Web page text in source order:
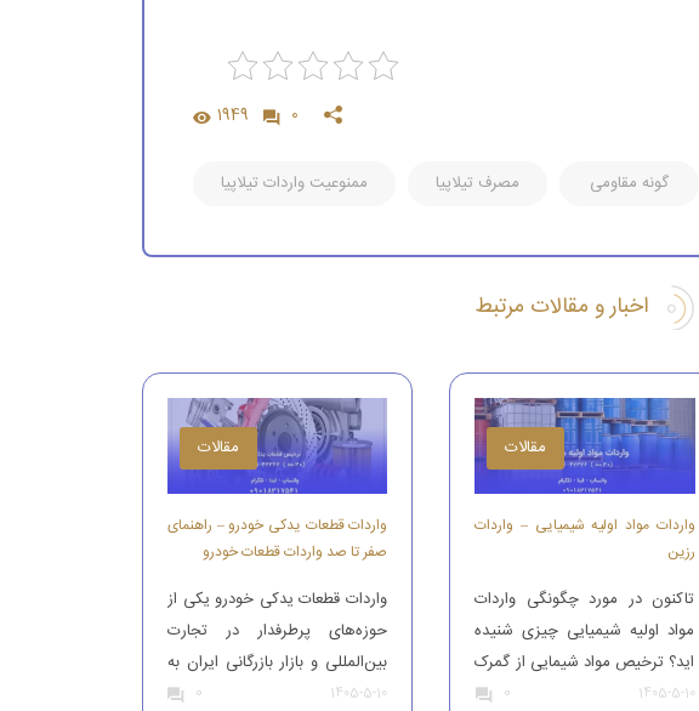
0
1949
گونه مقاومی مصرف تیلاپیا ممنوعیت واردات تیلاپیا
اخبار و مقالات مرتبط
مقالات
واردات مواد اولیه شیمیایی – واردات
رزین
تاکنون در مورد چگونگی واردات
مواد اولیه شیمیایی چیزی شنیده
اید؟ ترخیص مواد شیمایی از گمرک
یکی از بیشترین محصولات و کالا
1405-5-10
0
مقالات
واردات قطعات یدکی خودرو – راهنمای
صفر تا صد واردات قطعات خودرو
واردات قطعات یدکی خودرو یکی از
حوزه‌های پرطرفدار در تجارت
بین‌المللی و بازار بازرگانی ایران به
شمار می‌رود. با توجه به حجم بالای
1405-5-10
0